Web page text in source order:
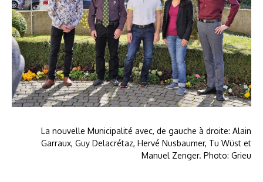
La nouvelle Municipalité avec, de gauche à droite: Alain
Garraux, Guy Delacrétaz, Hervé Nusbaumer, Tu Wüst et
Manuel Zenger. Photo: Grieu